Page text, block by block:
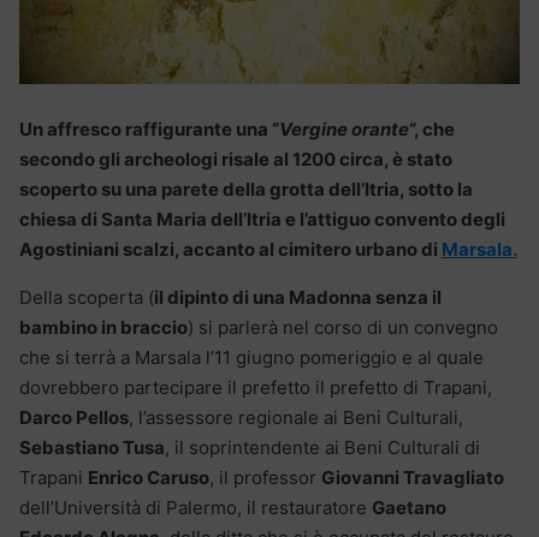
Un affresco raffigurante una “Vergine orante“, che
secondo gli archeologi risale al 1200 circa, è stato
scoperto su una parete della grotta dell’Itria, sotto la
chiesa di Santa Maria dell’Itria e l’attiguo convento degli
Agostiniani scalzi, accanto al cimitero urbano di Marsala.
Della scoperta (il dipinto di una Madonna senza il
bambino in braccio) si parlerà nel corso di un convegno
che si terrà a Marsala l’11 giugno pomeriggio e al quale
dovrebbero partecipare il prefetto il prefetto di Trapani,
Darco Pellos, l’assessore regionale ai Beni Culturali,
Sebastiano Tusa, il soprintendente ai Beni Culturali di
Trapani Enrico Caruso, il professor Giovanni Travagliato
dell’Università di Palermo, il restauratore Gaetano